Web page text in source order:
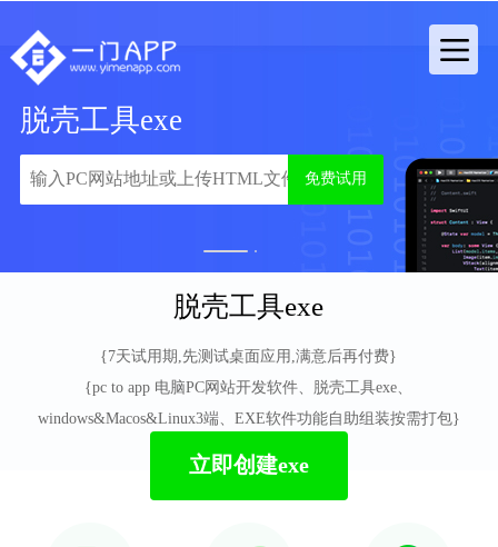
脱壳工具exe
免费试用
脱壳工具exe
{7天试用期,先测试桌面应用,满意后再付费}
{pc to app 电脑PC网站开发软件、脱壳工具exe、
windows&Macos&Linux3端、EXE软件功能自助组装按需打包}
立即创建exe